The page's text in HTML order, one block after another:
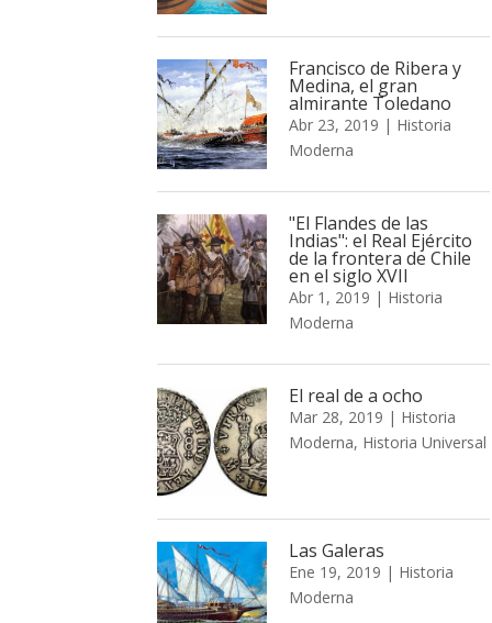
Francisco de Ribera y
Medina, el gran
almirante Toledano
Abr 23, 2019 | Historia
Moderna
"El Flandes de las
Indias": el Real Ejército
de la frontera de Chile
en el siglo XVII
Abr 1, 2019 | Historia
Moderna
El real de a ocho
Mar 28, 2019 | Historia
Moderna, Historia Universal
Las Galeras
Ene 19, 2019 | Historia
Moderna